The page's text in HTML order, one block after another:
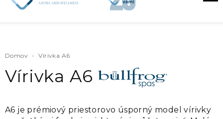
Domov - Vírivka A6
Vírivka A6
A6 je prémiový priestorovo úsporný model vírivky